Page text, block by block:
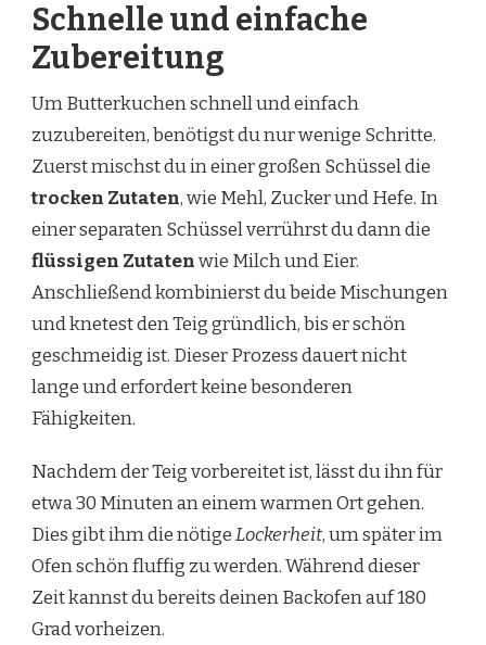
Schnelle und einfache
Zubereitung
Um Butterkuchen schnell und einfach
zuzubereiten, benötigst du nur wenige Schritte.
Zuerst mischst du in einer großen Schüssel die
trocken Zutaten, wie Mehl, Zucker und Hefe. In
einer separaten Schüssel verrührst du dann die
flüssigen Zutatenwie Milch und Eier.
Anschließend kombinierst du beide Mischungen
und knetest den Teig gründlich, bis er schön
geschmeidig ist. Dieser Prozess dauert nicht
lange und erfordert keine besonderen
Fähigkeiten.
Nachdem der Teig vorbereitet ist, lässt du ihn für
etwa 30 Minuten an einem warmen Ort gehen.
Dies gibt ihm die nötigeLockerheit, um später im
Ofen schön fluffig zu werden. Während dieser
Zeit kannst du bereits deinen Backofen auf 180
Grad vorheizen.